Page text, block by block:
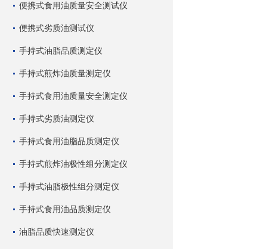
便携式食用油质量安全测试仪
便携式劣质油测试仪
手持式油脂品质测定仪
手持式煎炸油质量测定仪
手持式食用油质量安全测定仪
手持式劣质油测定仪
手持式食用油脂品质测定仪
手持式煎炸油极性组分测定仪
手持式油脂极性组分测定仪
手持式食用油品质测定仪
油脂品质快速测定仪